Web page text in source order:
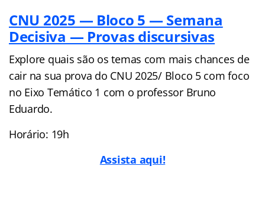
CNU 2025 — Bloco 5 — Semana
Decisiva — Provas discursivas
Explore quais são os temas com mais chances de
cair na sua prova do CNU 2025/ Bloco 5 com foco
no Eixo Temático 1 com o professor Bruno
Eduardo.
Horário: 19h
Assista aqui!